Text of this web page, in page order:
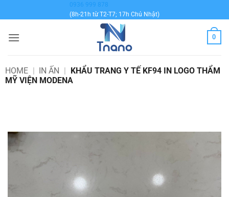
qua
dung
0936 999 878
(8h-21h từ T2-T7; 17h Chủ Nhật)
0
HOME | IN ẤN | KHẨU TRANG Y TẾ KF94 IN LOGO THẨM
MỸ VIỆN MODENA